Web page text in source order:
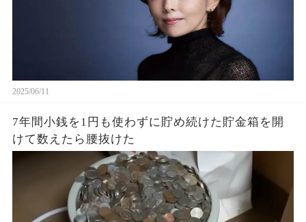
2025/06/11
7年間小銭を1円も使わずに貯め続けた貯金箱を開
けて数えたら腰抜けた